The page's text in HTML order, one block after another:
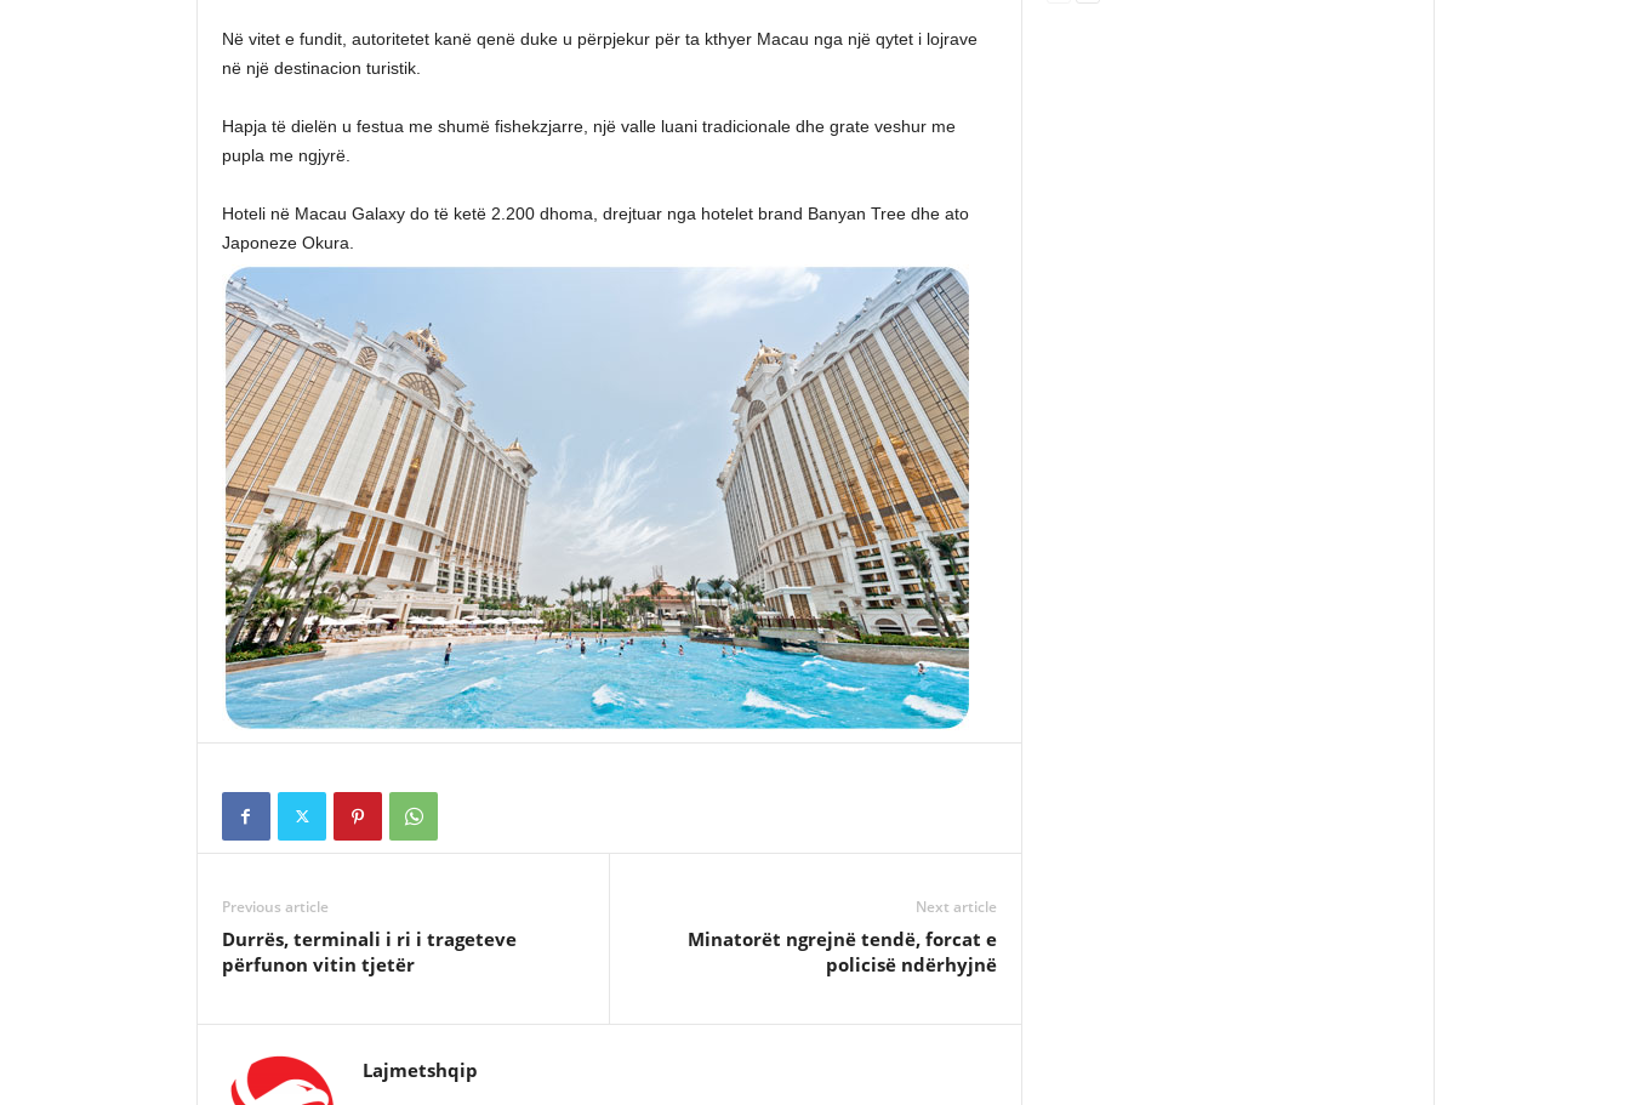
Në vitet e fundit, autoritetet kanë qenë duke u përpjekur për ta kthyer Macau nga një qytet i lojrave
në një destinacion turistik.
Hapja të dielën u festua me shumë fishekzjarre, një valle luani tradicionale dhe grate veshur me
pupla me ngjyrë.
Hoteli në Macau Galaxy do të ketë 2.200 dhoma, drejtuar nga hotelet brand Banyan Tree dhe ato
Japoneze Okura.
Previous article
Durrës, terminali i ri i trageteve
përfunon vitin tjetër
Next article
Minatorët ngrejnë tendë, forcat e
policisë ndërhyjnë
Lajmetshqip